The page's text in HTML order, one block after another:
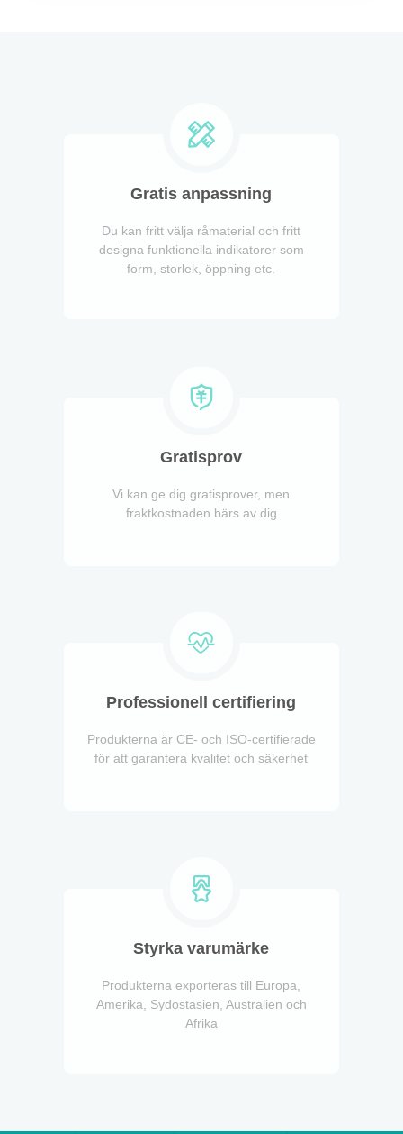
Gratis anpassning
Du kan fritt välja råmaterial och fritt
designa funktionella indikatorer som
form, storlek, öppning etc.
Gratisprov
Vi kan ge dig gratisprover, men
fraktkostnaden bärs av dig
Professionell certifiering
Produkterna är CE- och ISO-certifierade
för att garantera kvalitet och säkerhet
Styrka varumärke
Produkterna exporteras till Europa,
Amerika, Sydostasien, Australien och
Afrika